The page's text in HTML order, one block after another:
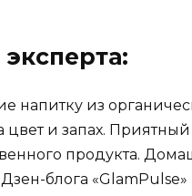
напитку из
и запах.
продукта.
блога «GlamPulse»